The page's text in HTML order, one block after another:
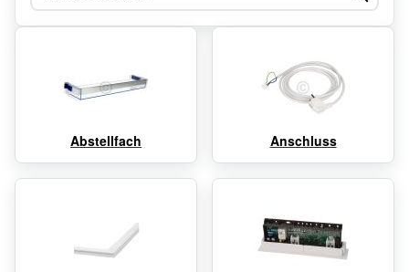
Abstellfach Anschluss